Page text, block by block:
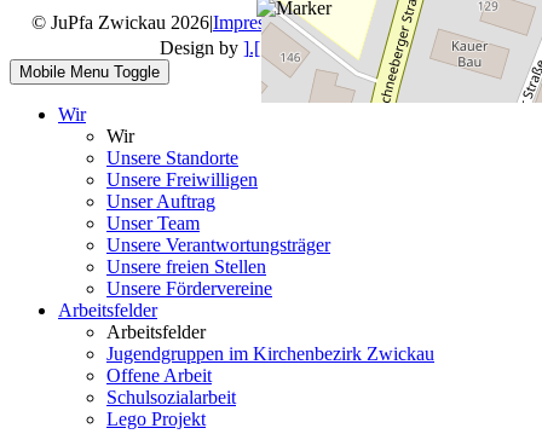
© JuPfa Zwickau 2026|Impressum|Datenschutz|
Design by ].[ mediengestalter
Mobile Menu Toggle
Wir
Wir
Unsere Standorte
Unsere Freiwilligen
Unser Auftrag
Unser Team
Unsere Verantwortungsträger
Unsere freien Stellen
Unsere Fördervereine
Arbeitsfelder
Arbeitsfelder
Jugendgruppen im Kirchenbezirk Zwickau
Offene Arbeit
Schulsozialarbeit
Lego Projekt